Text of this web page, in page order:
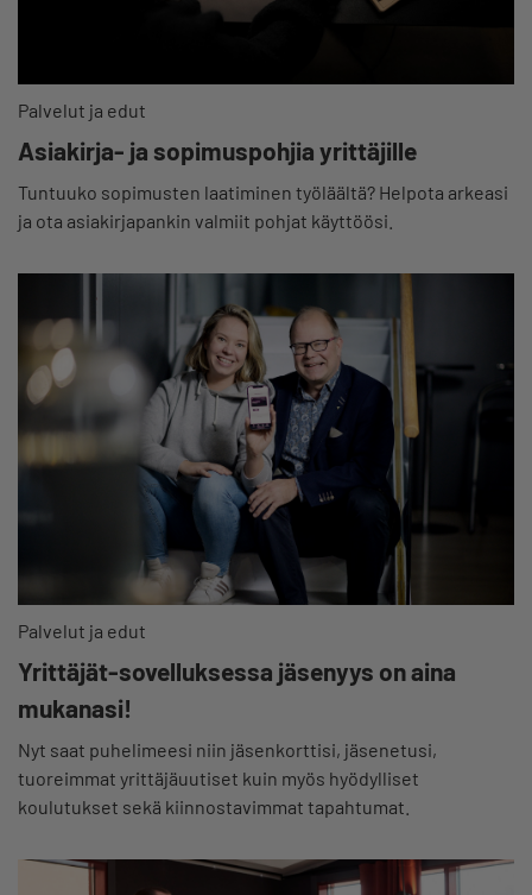
Palvelut ja edut
Asiakirja- ja sopimuspohjia yrittäjille
Tuntuuko sopimusten laatiminen työläältä? Helpota arkeasi
ja ota asiakirjapankin valmiit pohjat käyttöösi.
Palvelut ja edut
Yrittäjät-sovelluksessa jäsenyys on aina
mukanasi!
Nyt saat puhelimeesi niin jäsenkorttisi, jäsenetusi,
tuoreimmat yrittäjäuutiset kuin myös hyödylliset
koulutukset sekä kiinnostavimmat tapahtumat.